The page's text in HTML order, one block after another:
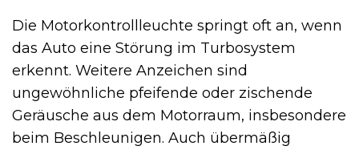
Die Motorkontrollleuchte springt oft an, wenn
das Auto eine Störung im Turbosystem
erkennt. Weitere Anzeichen sind
ungewöhnliche pfeifende oder zischende
Geräusche aus dem Motorraum, insbesondere
beim Beschleunigen. Auch übermäßig